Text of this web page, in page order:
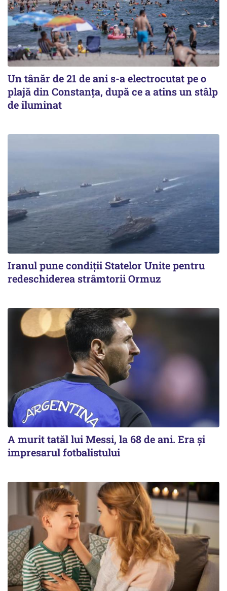
Un tânăr de 21 de ani s-a electrocutat pe o
plajă din Constanța, după ce a atins un stâlp
de iluminat
Iranul pune condiții Statelor Unite pentru
redeschiderea strâmtorii Ormuz
A murit tatăl lui Messi, la 68 de ani. Era și
impresarul fotbalistului